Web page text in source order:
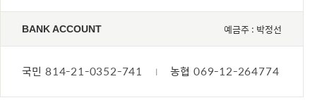
BANK ACCOUNT 예금주 : 박정선
국민 814-21-0352-741 l 농협 069-12-264774